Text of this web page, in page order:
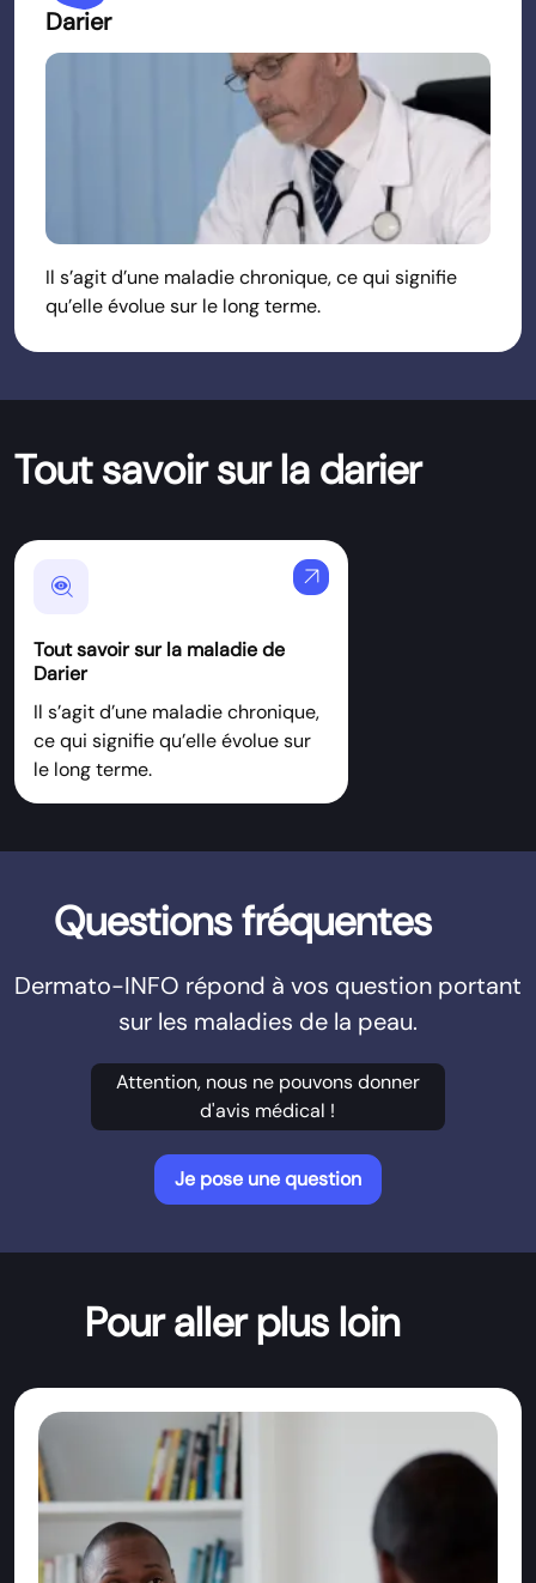
Darier
Il s’agit d’une maladie chronique, ce qui signifie
qu’elle évolue sur le long terme.
Tout savoir sur la darier
Mystery arrow_outward
Tout savoir sur la maladie de
Darier
Il s’agit d’une maladie chronique,
ce qui signifie qu’elle évolue sur
le long terme.
Questions fréquentes
Dermato-INFO répond à vos question portant
sur les maladies de la peau.
Attention, nous ne pouvons donner
d'avis médical !
Je pose une question
Pour aller plus loin